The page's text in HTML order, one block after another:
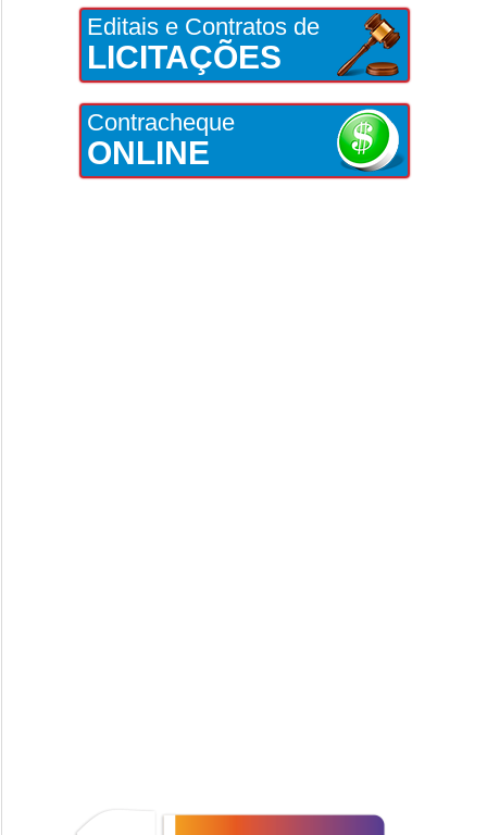
Editais e Contratos de
LICITAÇÕES
Contracheque
ONLINE